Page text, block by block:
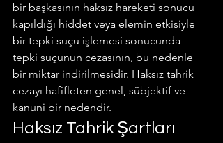
bir başkasının haksız hareketi sonucu
kapıldığı hiddet veya elemin etkisiyle
bir tepki suçu işlemesi sonucunda
tepki suçunun cezasının, bu nedenle
bir miktar indirilmesidir. Haksız tahrik
cezayı hafifleten genel, sübjektif ve
kanuni bir nedendir.
Haksız Tahrik Şartları